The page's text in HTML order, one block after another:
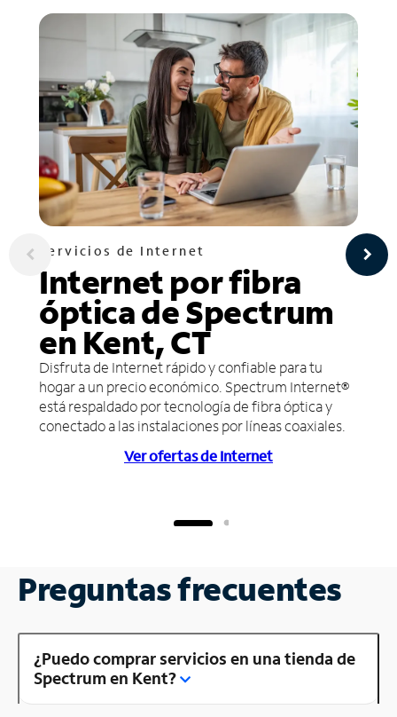
Servicios de Internet
Internet por fibra
óptica de Spectrum
en Kent, CT
Disfruta de Internet rápido y confiable para tu
hogar a un precio económico. Spectrum Internet®
está respaldado por tecnología de fibra óptica y
conectado a las instalaciones por líneas coaxiales.
Ver ofertas de Internet
Preguntas frecuentes
¿Puedo comprar servicios en una tienda de
Spectrum en Kent?